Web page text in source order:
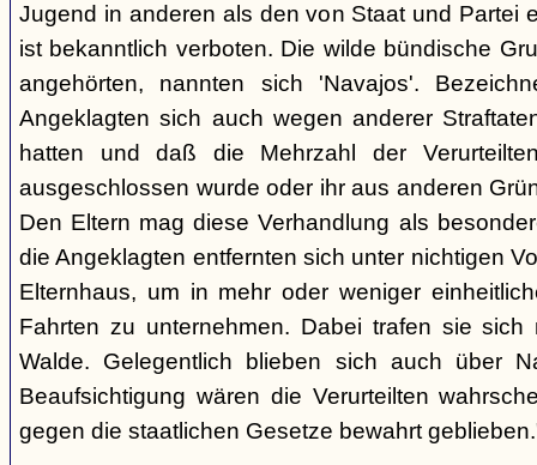
Jugend in anderen als den von Staat und Partei
ist bekanntlich verboten. Die wilde bündische
angehörten, nannten sich 'Navajos'.
Angeklagten sich auch wegen anderer
hatten und daß die Mehrzahl der
ausgeschlossen wurde oder ihr aus anderen
Den Eltern mag diese Verhandlung als
die Angeklagten entfernten sich unter nichtigen
Elternhaus, um in mehr oder weniger
Fahrten zu unternehmen. Dabei trafen sie sich
Walde. Gelegentlich blieben sich auch über
Beaufsichtigung wären die Verurteilten
gegen die staatlichen Gesetze bewahrt